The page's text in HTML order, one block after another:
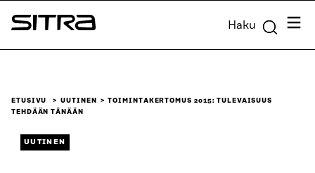
Siirry
suoraan
Sitra Haku
ETUSIVU UUTINEN
TOIMINTAKERTOMUS 2015: TULEVAISUUS
TEHDÄÄN TÄNÄÄN
UUTINEN